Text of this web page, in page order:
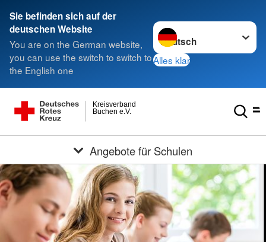
Sie befinden sich auf der
deutschen Website
You are on the German website,
you can use the switch to switch to
the English one
Sprache wechseln zu
Alles klar
Buchen e.V.
Kreisverband
Angebote für Schulen